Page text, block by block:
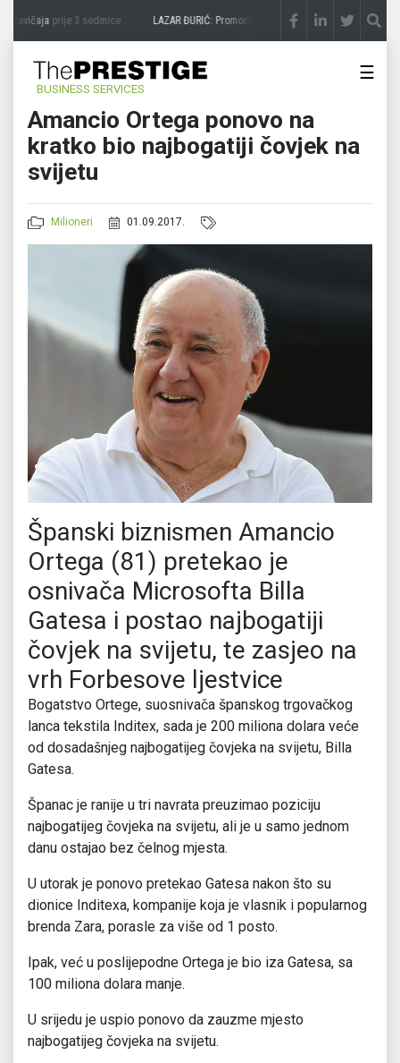
zavičajaprije 3 sedmice LAZAR ĐURIĆ: Promocija potencijal pretvara u destinaciju
BUSINESS SERVICES
☰
Amancio Ortega ponovo na
kratko bio najbogatiji čovjek na
svijetu
Milioneri 01.09.2017.
Španski biznismen Amancio
Ortega (81) pretekao je
osnivača Microsofta Billa
Gatesa i postao najbogatiji
čovjek na svijetu, te zasjeo na
vrh Forbesove ljestvice
Bogatstvo Ortege, suosnivača španskog trgovačkog
lanca tekstila Inditex, sada je 200 miliona dolara veće
od dosadašnjeg najbogatijeg čovjeka na svijetu, Billa
Gatesa.
Španac je ranije u tri navrata preuzimao poziciju
najbogatijeg čovjeka na svijetu, ali je u samo jednom
danu ostajao bez čelnog mjesta.
U utorak je ponovo pretekao Gatesa nakon što su
dionice Inditexa, kompanije koja je vlasnik i popularnog
brenda Zara, porasle za više od 1 posto.
Ipak, već u poslijepodne Ortega je bio iza Gatesa, sa
100 miliona dolara manje.
U srijedu je uspio ponovo da zauzme mjesto
najbogatijeg čovjeka na svijetu.